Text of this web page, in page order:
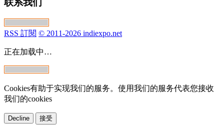
联系我们
RSS 訂閱 © 2011-2026 indiexpo.net
正在加载中…
Cookies有助于实现我们的服务。使用我们的服务代表您接收
我们的cookies
Decline 接受